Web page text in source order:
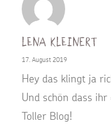
Lena Kleinert
17. August 2019
Hey das klingt ja
Und schön dass
Toller Blog!